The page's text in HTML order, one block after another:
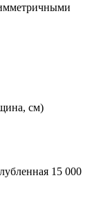
см)
15 000